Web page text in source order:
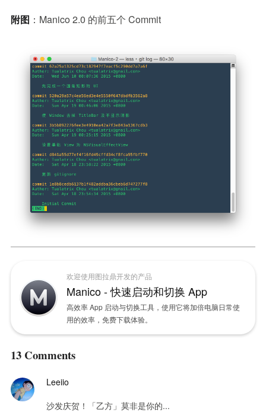
附图 ：Manico 2.0 的前五个 Commit
欢迎使用图拉鼎开发的产品
Manico - 快速启动和切换 App
高效率 App 启动与切换工具，使用它将加倍电脑日常使
用的效率，免费下载体验。
13 Comments
Leeiio
沙发庆贺！「乙方」莫非是你的...